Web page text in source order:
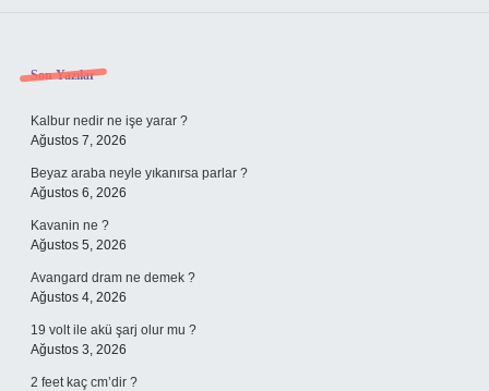
Sidebar
Son Yazılar
Kalbur nedir ne işe yarar ?
Ağustos 7, 2026
Beyaz araba neyle yıkanırsa parlar ?
Ağustos 6, 2026
Kavanin ne ?
Ağustos 5, 2026
Avangard dram ne demek ?
Ağustos 4, 2026
19 volt ile akü şarj olur mu ?
Ağustos 3, 2026
2 feet kaç cm’dir ?